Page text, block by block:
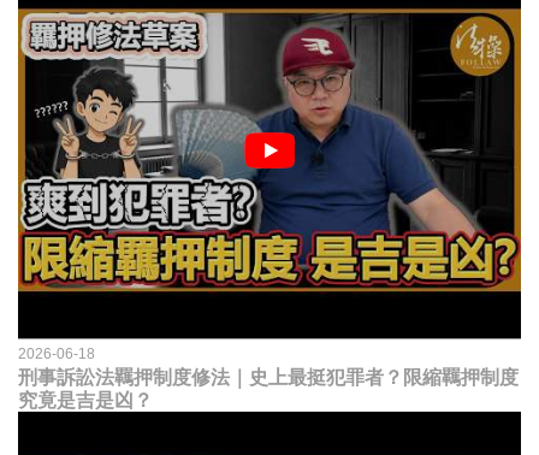
2026-06-18
刑事訴訟法羈押制度修法｜史上最挺犯罪者？限縮羈押制度
究竟是吉是凶？